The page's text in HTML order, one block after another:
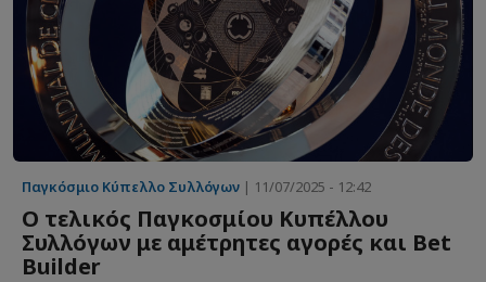
Παγκόσμιο Κύπελλο Συλλόγων | 11/07/2025 - 12:42
Ο τελικός Παγκοσμίου Κυπέλλου
Συλλόγων με αμέτρητες αγορές και Bet
Builder